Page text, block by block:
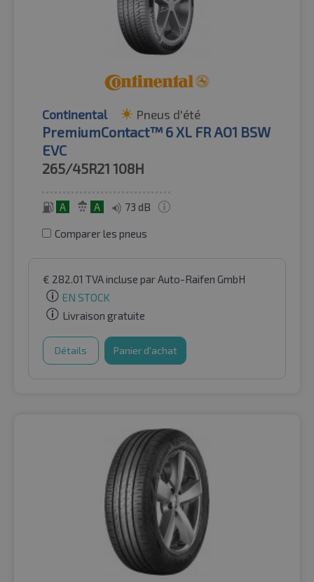
Continental Pneus d'été
PremiumContact™ 6 XL FR AO1 BSW
EVC
265/45R21 108H
A A 73 dB
Comparer les pneus
€ 282.01 TVA incluse par Auto-Raifen GmbH
EN STOCK
Livraison gratuite
Détails Panier d'achat